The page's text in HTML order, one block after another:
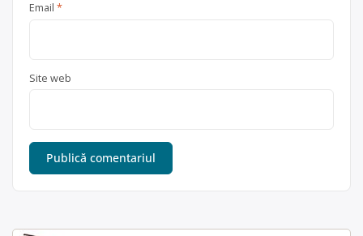
Email *
Site web